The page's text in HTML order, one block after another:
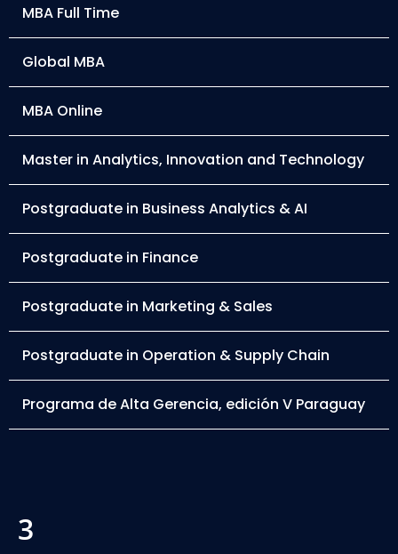
MBA Full Time
Global MBA
MBA Online
Master in Analytics, Innovation and Technology
Postgraduate in Business Analytics & AI
Postgraduate in Finance
Postgraduate in Marketing & Sales
Postgraduate in Operation & Supply Chain
Programa de Alta Gerencia, edición V Paraguay
3